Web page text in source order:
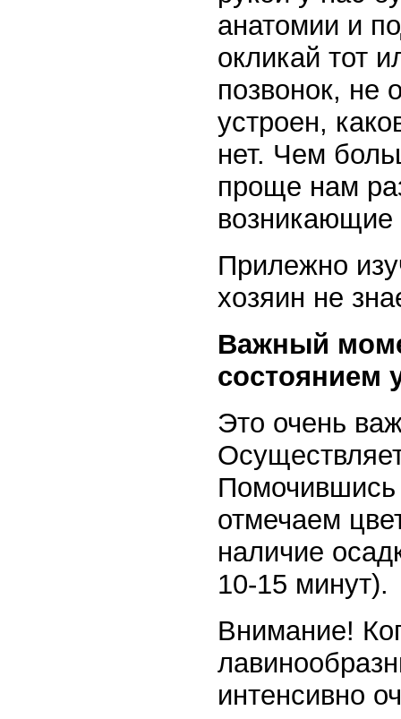
анатомии и
окликай тот
позвонок, не
устроен,
нет. Чем
проще нам
возникающие
Прилежно
хозяин не
Важный
состоянием
Это очень
Помочившись
отмечаем
наличие
10-15 минут).
Внимание!
интенсивно